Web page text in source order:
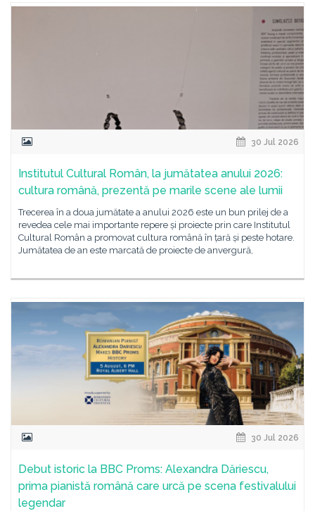
30 Jul 2026
Institutul Cultural Român, la jumătatea anului 2026:
cultura română, prezentă pe marile scene ale lumii
Trecerea în a doua jumătate a anului 2026 este un bun prilej de a
revedea cele mai importante repere și proiecte prin care Institutul
Cultural Român a promovat cultura română în țară și peste hotare.
Jumătatea de an este marcată de proiecte de anvergură,
30 Jul 2026
Debut istoric la BBC Proms: Alexandra Dăriescu,
prima pianistă română care urcă pe scena festivalului
legendar